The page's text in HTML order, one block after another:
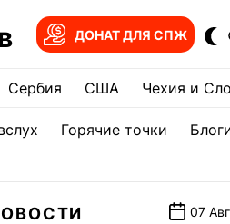
ДОНАТ ДЛЯ СПЖ
Сербия США Чехия и
Горячие точки
07